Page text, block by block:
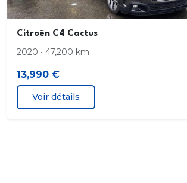
Information espace de stationnement
Limiteur de vitesse
Pare-brise panoramique
Citroën C4 Cactus
2020 • 47,200 km
13,990 €
Voir détails